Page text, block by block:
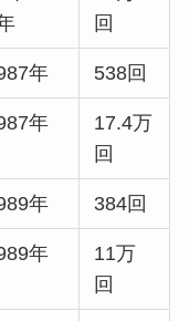
回
年 538回
年
17.4万
回
年 384回
年
11万
回